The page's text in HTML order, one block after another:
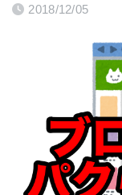
2018/12/05